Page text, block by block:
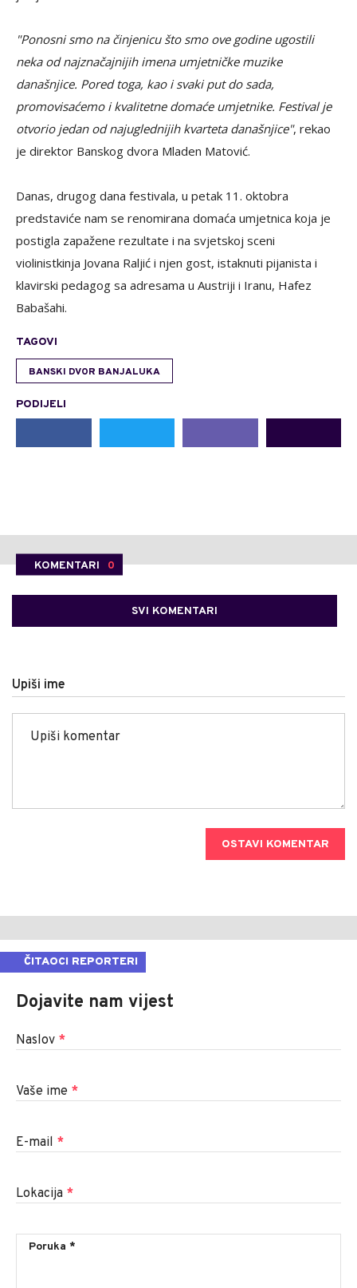
"Ponosni smo na činjenicu što smo ove godine ugostili
neka od najznačajnijih imena umjetničke muzike
današnjice. Pored toga, kao i svaki put do sada,
promovisaćemo i kvalitetne domaće umjetnike. Festival je
otvorio jedan od najuglednijih kvarteta današnjice", rekao
je direktor Banskog dvora Mladen Matović.
Danas, drugog dana festivala, u petak 11. oktobra
predstaviće nam se renomirana domaća umjetnica koja je
postigla zapažene rezultate i na svjetskoj sceni
violinistkinja Jovana Raljić i njen gost, istaknuti pijanista i
klavirski pedagog sa adresama u Austriji i Iranu, Hafez
Babašahi.
TAGOVI
BANSKI DVOR BANJALUKA
PODIJELI
KOMENTARI 0
SVI KOMENTARI
Upiši ime
OSTAVI KOMENTAR
ČITAOCI REPORTERI
Dojavite nam vijest
Naslov *
Vaše ime *
E-mail *
Lokacija *